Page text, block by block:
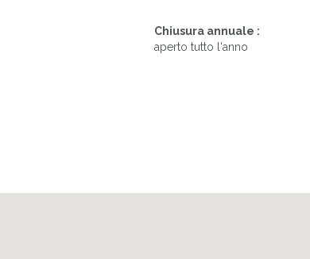
Chiusura annuale :
aperto tutto l'anno